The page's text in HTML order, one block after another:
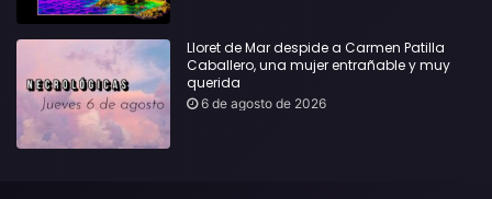
Lloret de Mar despide a Carmen Patilla
Caballero, una mujer entrañable y muy
querida
6 de agosto de 2026